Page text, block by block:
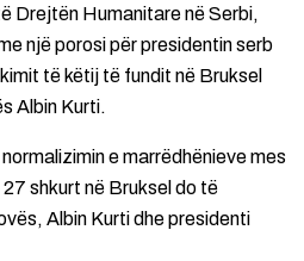
Drejtën Humanitare në Serbi,
një porosi për presidentin serb
të këtij të fundit në Bruksel
Albin Kurti.
e marrëdhënieve mes
shkurt në Bruksel do të
Albin Kurti dhe presidenti